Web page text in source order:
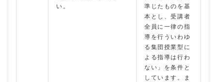
い。
準じたものを基
本とし、受講者
全員に一律の指
導を行ういわゆ
る集団授業型に
よる指導は行わ
ない」を条件と
しています。ま